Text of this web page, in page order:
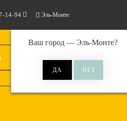
Эль-Монте
Ваш город — Эль-Монте?
14-94
0